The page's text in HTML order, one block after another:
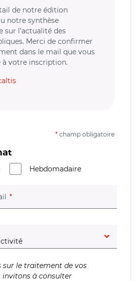
de notre édition
notre synthèse
sur l’actualité des
Merci de confirmer
dans le mail que vous
à votre inscription.
* champ obligatoire
Hebdomadaire
(champ obligatoire)
sur le traitement de vos
invitons à consulter